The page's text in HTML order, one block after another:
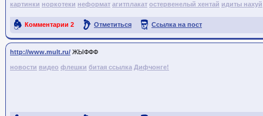
картинки норкотеки неформат агитплакат остервенелый хентай идиты нахуй
Комментарии 2 Отметиться Ссылка на пост
http://www.mult.ru/ ЖЫФФФ
новости видео флешки битая ссылка Дифчонге!